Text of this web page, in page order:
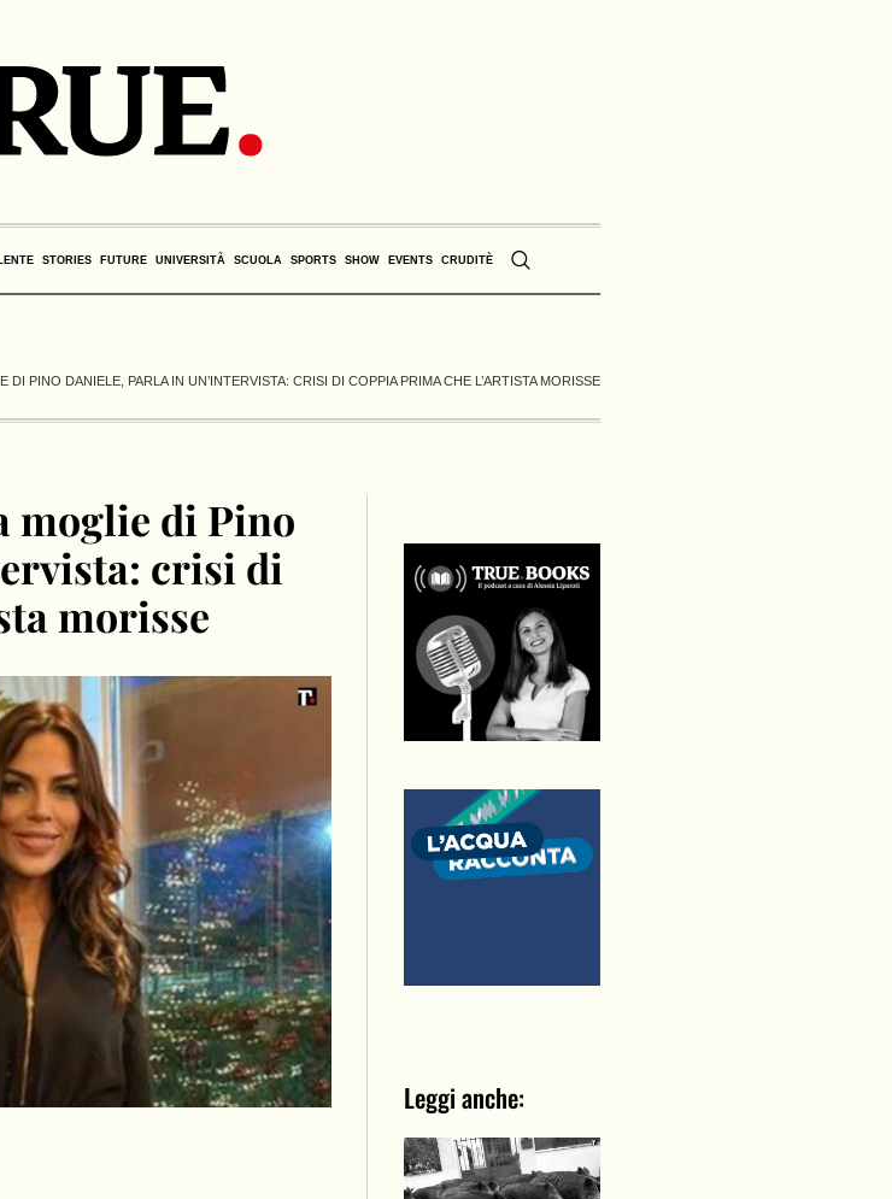
STORIES FUTURE UNIVERSITÀ SCUOLA SPORTS SHOW EVENTS CRUDITÈ
DI PINO DANIELE, PARLA IN UN’INTERVISTA: CRISI DI COPPIA PRIMA CHE L’ARTISTA MORISSE
moglie di Pino
crisi di
morisse
Leggi anche: